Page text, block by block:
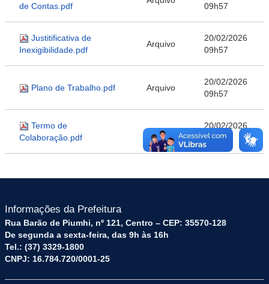
de Contas.pdf
09h57
Justitificativa de
Inexigibilidade.pdf
Arquivo
20/02/2026
09h57
Plano de Trabalho.pdf Arquivo
20/02/2026
09h57
Termo de
Colaboração.pdf
Arquivo
20/02/2026
09h57
Informações da Prefeitura
Rua Barão de Piumhi, nº 121, Centro – CEP: 35570-128
De segunda a sexta-feira, das 9h às 16h
Tel.: (37) 3329-1800
CNPJ: 16.784.720/0001-25